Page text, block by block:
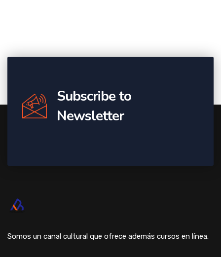
Subscribe to
Newsletter
Somos un canal cultural que ofrece además cursos en línea.